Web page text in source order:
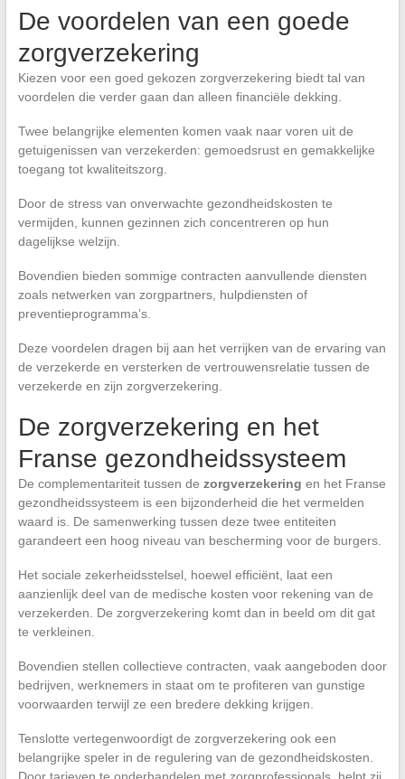
De voordelen van een goede
zorgverzekering
Kiezen voor een goed gekozen zorgverzekering biedt tal van
voordelen die verder gaan dan alleen financiële dekking.
Twee belangrijke elementen komen vaak naar voren uit de
getuigenissen van verzekerden: gemoedsrust en gemakkelijke
toegang tot kwaliteitszorg.
Door de stress van onverwachte gezondheidskosten te
vermijden, kunnen gezinnen zich concentreren op hun
dagelijkse welzijn.
Bovendien bieden sommige contracten aanvullende diensten
zoals netwerken van zorgpartners, hulpdiensten of
preventieprogramma’s.
Deze voordelen dragen bij aan het verrijken van de ervaring van
de verzekerde en versterken de vertrouwensrelatie tussen de
verzekerde en zijn zorgverzekering.
De zorgverzekering en het
Franse gezondheidssysteem
De complementariteit tussen de zorgverzekering en het Franse
gezondheidssysteem is een bijzonderheid die het vermelden
waard is. De samenwerking tussen deze twee entiteiten
garandeert een hoog niveau van bescherming voor de burgers.
Het sociale zekerheidsstelsel, hoewel efficiënt, laat een
aanzienlijk deel van de medische kosten voor rekening van de
verzekerden. De zorgverzekering komt dan in beeld om dit gat
te verkleinen.
Bovendien stellen collectieve contracten, vaak aangeboden door
bedrijven, werknemers in staat om te profiteren van gunstige
voorwaarden terwijl ze een bredere dekking krijgen.
Tenslotte vertegenwoordigt de zorgverzekering ook een
belangrijke speler in de regulering van de gezondheidskosten.